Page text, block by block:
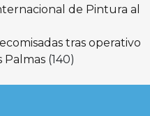
de Pintura al
tras operativo
Palmas (140)